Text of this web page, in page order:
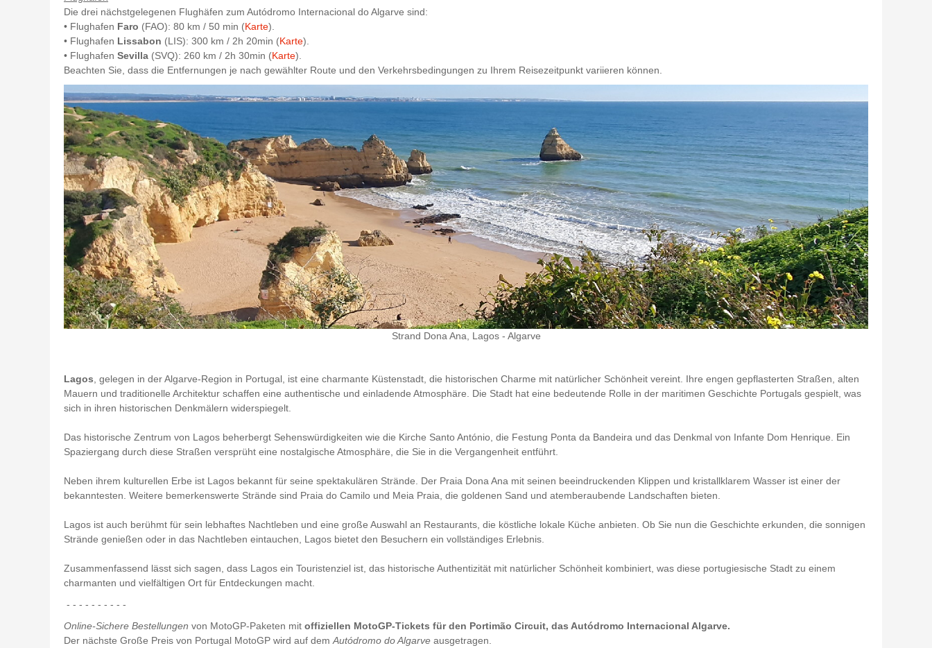
Die drei nächstgelegenen Flughäfen zum Autódromo Internacional do Algarve sind:
• Flughafen Faro (FAO): 80 km / 50 min (Karte).
• Flughafen Lissabon (LIS): 300 km / 2h 20min (Karte).
• Flughafen Sevilla (SVQ): 260 km / 2h 30min (Karte).
Beachten Sie, dass die Entfernungen je nach gewählter Route und den Verkehrsbedingungen zu Ihrem Reisezeitpunkt variieren können.
Strand Dona Ana, Lagos - Algarve
Lagos, gelegen in der Algarve-Region in Portugal, ist eine charmante Küstenstadt, die historischen Charme mit natürlicher Schönheit vereint. Ihre engen gepflasterten Straßen, alten
Mauern und traditionelle Architektur schaffen eine authentische und einladende Atmosphäre. Die Stadt hat eine bedeutende Rolle in der maritimen Geschichte Portugals gespielt, was
sich in ihren historischen Denkmälern widerspiegelt.
Das historische Zentrum von Lagos beherbergt Sehenswürdigkeiten wie die Kirche Santo António, die Festung Ponta da Bandeira und das Denkmal von Infante Dom Henrique. Ein
Spaziergang durch diese Straßen versprüht eine nostalgische Atmosphäre, die Sie in die Vergangenheit entführt.
Neben ihrem kulturellen Erbe ist Lagos bekannt für seine spektakulären Strände. Der Praia Dona Ana mit seinen beeindruckenden Klippen und kristallklarem Wasser ist einer der
bekanntesten. Weitere bemerkenswerte Strände sind Praia do Camilo und Meia Praia, die goldenen Sand und atemberaubende Landschaften bieten.
Lagos ist auch berühmt für sein lebhaftes Nachtleben und eine große Auswahl an Restaurants, die köstliche lokale Küche anbieten. Ob Sie nun die Geschichte erkunden, die sonnigen
Strände genießen oder in das Nachtleben eintauchen, Lagos bietet den Besuchern ein vollständiges Erlebnis.
Zusammenfassend lässt sich sagen, dass Lagos ein Touristenziel ist, das historische Authentizität mit natürlicher Schönheit kombiniert, was diese portugiesische Stadt zu einem
charmanten und vielfältigen Ort für Entdeckungen macht.
- - - - - - - - - -
Online-Sichere Bestellungen von MotoGP-Paketen mit offiziellen MotoGP-Tickets für den Portimão Circuit, das Autódromo Internacional Algarve.
Der nächste Große Preis von Portugal MotoGP wird auf demAutódromo do Algarve ausgetragen.